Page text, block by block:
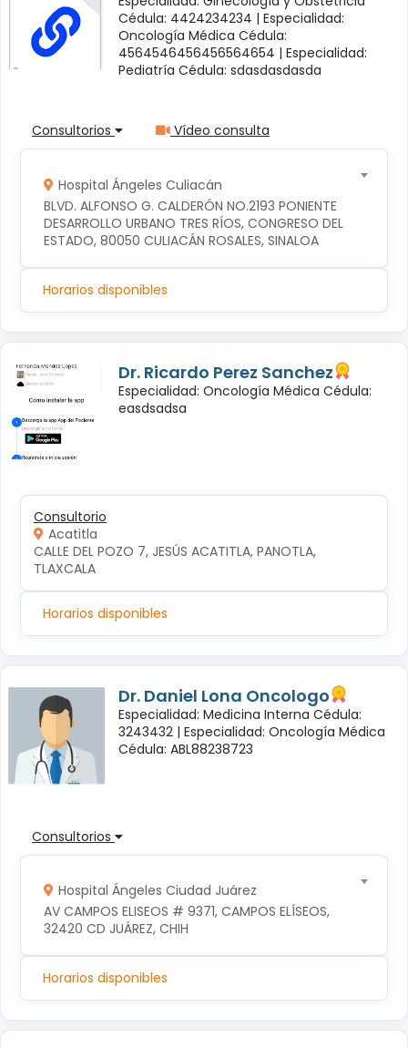
Cédula: 4424234234 | Especialidad:
Oncología Médica Cédula:
4564546456456564654 | Especialidad:
Pediatría Cédula: sdasdasdasda
Consultorios Vídeo consulta
Hospital Ángeles Culiacán
BLVD. ALFONSO G. CALDERÓN NO.2193 PONIENTE
DESARROLLO URBANO TRES RÍOS, CONGRESO DEL
ESTADO, 80050 CULIACÁN ROSALES, SINALOA
Horarios disponibles
Dr. Ricardo Perez Sanchez
Especialidad: Oncología Médica Cédula:
easdsadsa
Consultorio
Acatitla
CALLE DEL POZO 7, JESÚS ACATITLA, PANOTLA,
TLAXCALA
Horarios disponibles
Dr. Daniel Lona Oncologo
Especialidad: Medicina Interna Cédula:
3243432 | Especialidad: Oncología Médica
Cédula: ABL88238723
Consultorios
Hospital Ángeles Ciudad Juárez
AV CAMPOS ELISEOS # 9371, CAMPOS ELÍSEOS,
32420 CD JUÁREZ, CHIH
Horarios disponibles